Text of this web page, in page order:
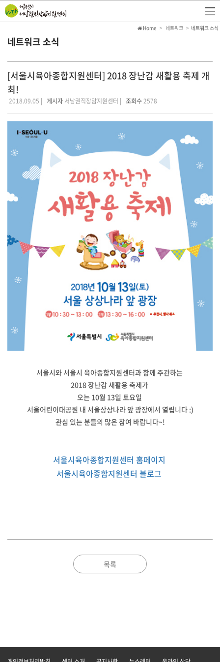
네트워크 소식
Home 네트워크 네트워크 소식
[서울시육아종합지원센터] 2018 장난감 새활용 축제 개
최!
2018.09.05 | 게시자 서남권직장맘지원센터 | 조회수2578
서울시와 서울시 육아종합지원센터과 함께 주관하는
2018 장난감 새활용 축제가
오는 10월 13일 토요일
서울어린이대공원 내 서울상상나라 앞 광장에서 열립니다 :)
관심 있는 분들의 많은 참여 바랍니다~!
서울시육아종합지원센터 홈페이지
서울시육아종합지원센터 블로그
목록